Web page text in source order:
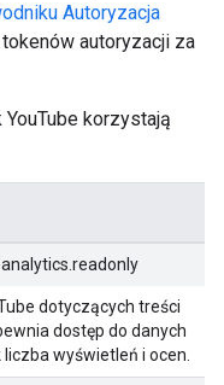
Autoryzacja
autoryzacji za
korzystają
dotyczących treści
dostęp do danych
wyświetleń i ocen.